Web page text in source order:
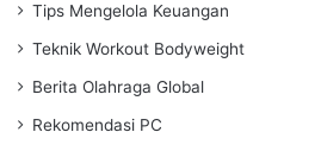
Tips Mengelola Keuangan
Teknik Workout Bodyweight
Berita Olahraga Global
Rekomendasi PC